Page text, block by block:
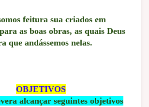
feitura sua criados em
as boas obras, as quais Deus
que andássemos nelas.
OBJETIVOS
alcançar seguintes objetivos